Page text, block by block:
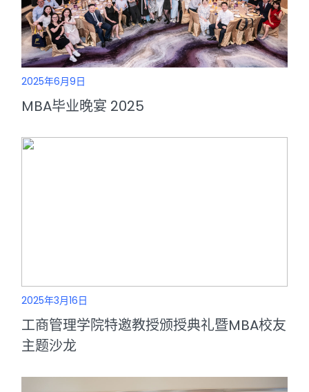
2025年6月9日
MBA毕业晚宴 2025
2025年3月16日
工商管理学院特邀教授颁授典礼暨MBA校友
主题沙龙